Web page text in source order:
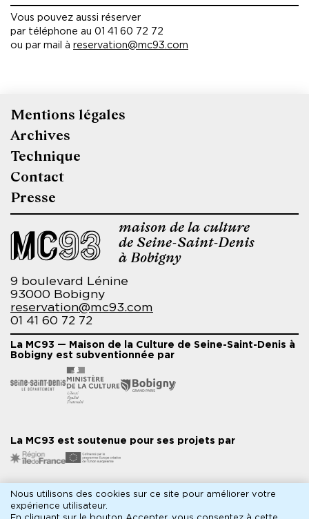
Phương Dung Nguyễn, Nguyễn Phương Thảo, Hùng Nguyễn.
Vous pouvez aussi réserver
par téléphone au 01 41 60 72 72
ou par mail à reservation@mc93.com
de
page
Mentions légales
Archives
Technique
Contact
Presse
maison de la culture
de Seine-Saint-Denis
à Bobigny
9 boulevard Lénine
93000 Bobigny
reservation@mc93.com
01 41 60 72 72
La MC93 — Maison de la Culture de Seine-Saint-Denis à
Bobigny est subventionnée par
La MC93 est soutenue pour ses projets par
Partenaires médias
Nous utilisons des cookies sur ce site pour améliorer votre
expérience utilisateur.